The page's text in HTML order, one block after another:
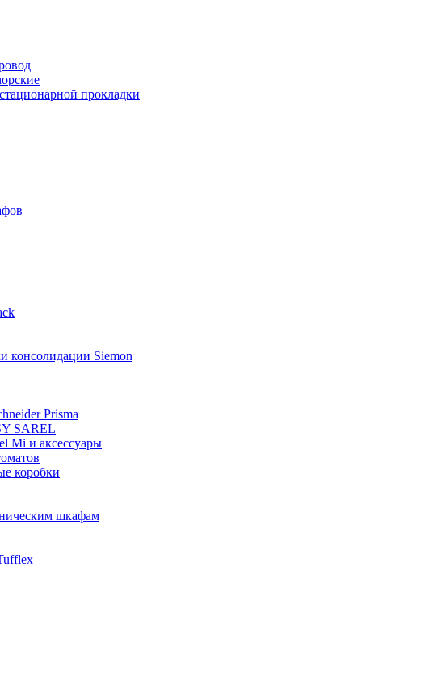
прокладки
консолидации Siemon
Prisma
SAREL
Mi и аксессуары
коробки
шкафам